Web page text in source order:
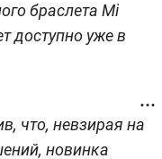
браслета Mi
доступно уже в
что, невзирая на
новинка